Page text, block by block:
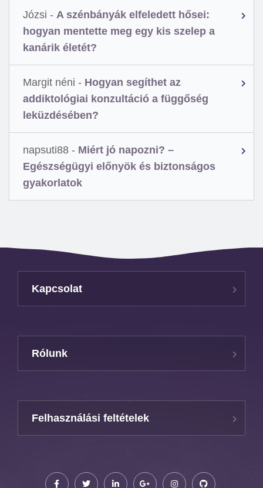
Józsi - A szénbányák elfeledett hősei:
hogyan mentette meg egy kis szelep a
kanárik életét?
Margit néni - Hogyan segíthet az
addiktológiai konzultáció a függőség
leküzdésében?
napsuti88 - Miért jó napozni? –
Egészségügyi előnyök és biztonságos
gyakorlatok
Kapcsolat
Rólunk
Felhasználási feltételek